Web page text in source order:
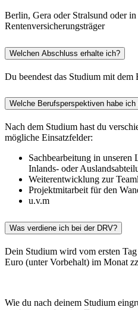
Berlin, Gera oder Stralsund oder
Rentenversicherungsträger
Welchen Abschluss erhalte ich?
Du beendest das Studium mit
Welche Berufsperspektiven habe
Nach dem Studium hast du
mögliche Einsatzfelder:
Sachbearbeitung in unseren
Inlands- oder
Weiterentwicklung zur
Projektmitarbeit für den
u.v.m
Was verdiene ich bei der DRV?
Dein Studium wird vom ersten
Euro (unter Vorbehalt) im Monat
Wie du nach deinem Studium